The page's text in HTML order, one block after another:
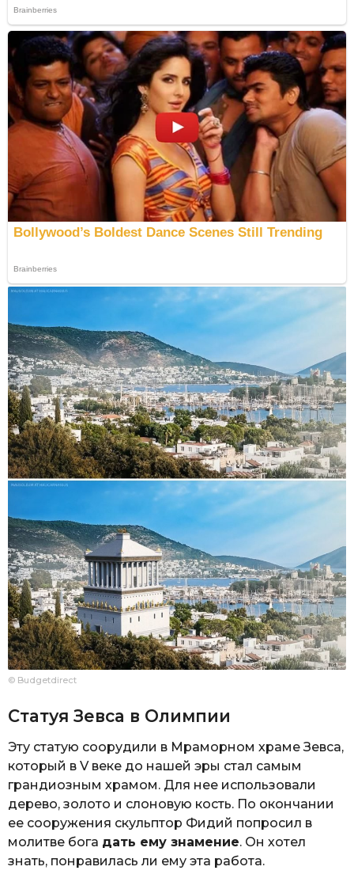
© Budgetdirect
Статуя Зевса в Олимпии
Эту статую соорудили в Мраморном храме Зевса,
который в V веке до нашей эры стал самым
грандиозным храмом. Для нее использовали
дерево, золото и слоновую кость. По окончании
ее сооружения скульптор Фидий попросил в
молитве бога дать ему знамение. Он хотел
знать, понравилась ли ему эта работа.